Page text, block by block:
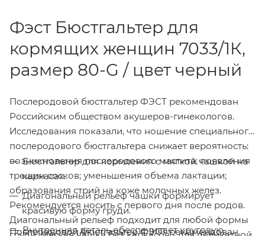
Фэст Бюстгальтер для
кормящих женщин 7033/1К,
размер 80-G / цвет черный
Послеродовой бюстгальтер ФЭСТ рекомендован
Российским обществом акушеров-гинекологов.
Исследования показали, что ношение специального
послеродового бюстгальтера снижает вероятность:
возникновения послеродового мастита; появления
трещин сосков; уменьшения объема лактации;
образования стрий на коже молочных желез.
Рекомендуется носить с первого дня после родов.
Диагональный рельеф подходит для любой формы
Бюстгальтер для кормления с мягкой чашкой на
каркасах.
Диагональный рельеф чашки формирует
красивую форму груди.
Внутренняя деталь обеспечивает круговую
Послеродовой бюстгальтер ФЭСТ рекомендован